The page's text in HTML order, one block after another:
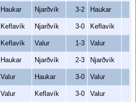
Haukar Njarðvík 3-2 Haukar
Keflavík Njarðvík 3-0 Keflavík
Keflavík Valur 1-3 Valur
Haukar Njarðvík 2-3 Njarðvík
Valur Haukar 3-0 Valur
Valur Keflavík 3-0 Valur